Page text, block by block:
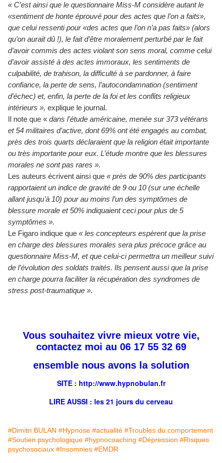
« C’est ainsi que le questionnaire Miss-M considère autant le
«sentiment de honte éprouvé pour des actes que l’on a faits»,
que celui ressenti pour «des actes que l’on n’a pas faits» (alors
qu’on aurait dû !), le fait d’être moralement perturbé par le fait
d’avoir commis des actes violant son sens moral, comme celui
d’avoir assisté à des actes immoraux, les sentiments de
culpabilité, de trahison, la difficulté à se pardonner, à faire
confiance, la perte de sens, l’autocondamnation (sentiment
d’échec) et, enfin, la perte de la foi et les conflits religieux
intérieurs », explique le journal.
Il note que « dans l’étude américaine, menée sur 373 vétérans
et 54 militaires d’active, dont 69% ont été engagés au combat,
près des trois quarts déclaraient que la religion était importante
ou très importante pour eux. L’étude montre que les blessures
morales ne sont pas rares ».
Les auteurs écrivent ainsi que « près de 90% des participants
rapportaient un indice de gravité de 9 ou 10 (sur une échelle
allant jusqu’à 10) pour au moins l’un des symptômes de
blessure morale et 50% indiquaient ceci pour plus de 5
symptômes ».
Le Figaro indique que « les concepteurs espèrent que la prise
en charge des blessures morales sera plus précoce grâce au
questionnaire Miss-M, et que celui-ci permettra un meilleur suivi
de l’évolution des soldats traités. Ils pensent aussi que la prise
en charge pourra faciliter la récupération des syndromes de
stress post-traumatique ».
Vous souhaitez vivre mieux votre vie,
contactez moi au 06 17 55 32 69
ensemble nous avons la solution
SITE : http://www.hypnobulan.fr
LIRE AUSSI : les 21 jours du cerveau
#Dimitri BULAN #Hypnose #actualité #Troubles du comportement
#Soutien psychologique #hypnocoaching #Dépression #Risques
psychosociaux #Insomnies #EMDR